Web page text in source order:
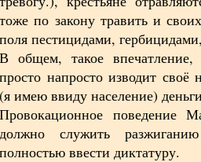
тоже по закону травить и
поля пестицидами,
В общем, такое впечатление,
просто напросто изводит своё
(я имею ввиду население)
Провокационное поведение
должно служить
полностью ввести диктатуру.